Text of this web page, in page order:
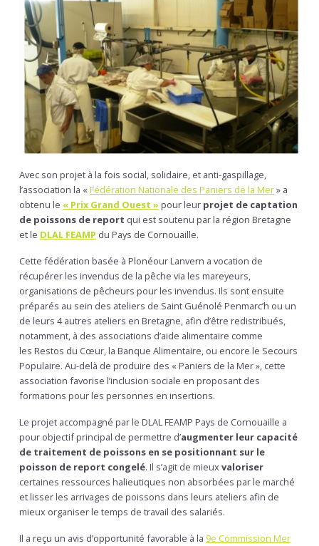
Avec son projet à la fois social, solidaire, et anti-gaspillage,
l’association la «Fédération Nationale des Paniers de la Mer» a
obtenu le « Prix Grand Ouest » pour leur projet de captation
de poissons de report qui est soutenu par la région Bretagne
et le DLAL FEAMP du Pays de Cornouaille.
Cette fédération basée à Plonéour Lanvern a vocation de
récupérer les invendus de la pêche via les mareyeurs,
organisations de pêcheurs pour les invendus. Ils sont ensuite
préparés au sein des ateliers de Saint Guénolé Penmarc’h ou un
de leurs 4 autres ateliers en Bretagne, afin d’être redistribués,
notamment, à des associations d’aide alimentaire comme
les Restos du Cœur, la Banque Alimentaire, ou encore le Secours
Populaire. Au-delà de produire des « Paniers de la Mer », cette
association favorise l’inclusion sociale en proposant des
formations pour les personnes en insertions.
Le projet accompagné par le DLAL FEAMP Pays de Cornouaille a
pour objectif principal de permettre d’augmenter leur capacité
de traitement de poissons en se positionnant sur le
poisson de report congelé. Il s’agit de mieuxvaloriser
certaines ressources halieutiques non absorbées par le marché
et lisser les arrivages de poissons dans leurs ateliers afin de
mieux organiser le temps de travail des salariés.
Il a reçu un avis d’opportunité favorable à la 9e Commission Mer